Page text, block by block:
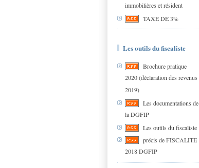
immobilières et résident
TAXE DE 3%
Les outils du fiscaliste
Brochure pratique
2020 (déclaration des revenus
2019)
Les documentations de
la DGFIP
Les outils du fiscaliste
précis de FISCALITE
2018 DGFIP